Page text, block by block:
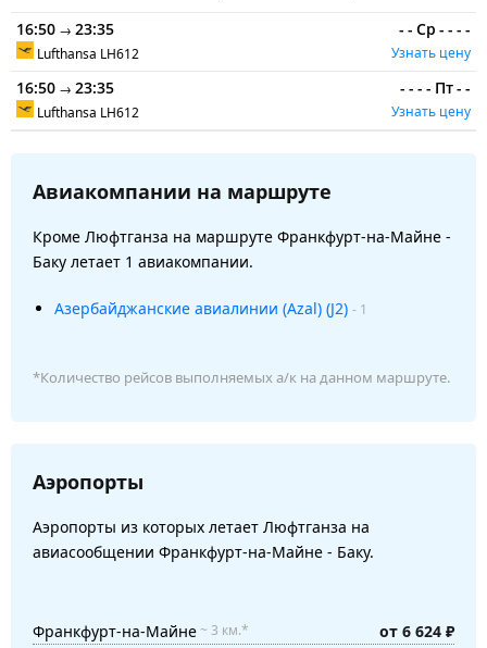
16:50 → 23:35
Lufthansa LH612
- - Ср - - - -
Узнать цену
16:50 → 23:35
Lufthansa LH612
- - - - Пт- -
Узнать цену
Авиакомпании на маршруте
Кроме Люфтганза на маршруте Франкфурт-на-Майне -
Баку летает 1 авиакомпании.
Азербайджанские авиалинии (Azal) (J2) - 1
*Количество рейсов выполняемых а/к на данном маршруте.
Аэропорты
Аэропорты из которых летает Люфтганза на
авиасообщении Франкфурт-на-Майне - Баку.
Франкфурт-на-Майне~ 3 км.* от 6 624 ₽